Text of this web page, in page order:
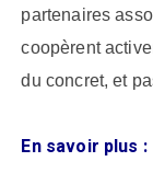
partenaires
coopèrent
du concret, et
En savoir plus :